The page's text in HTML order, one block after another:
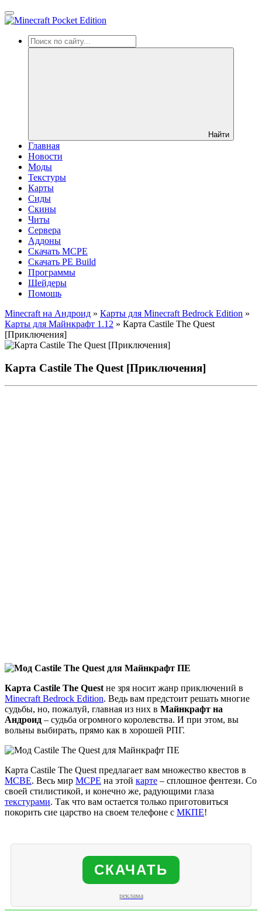
Найти
Главная
Новости
Моды
Текстуры
Карты
Сиды
Cкины
Читы
Сервера
Аддоны
Скачать MCPE
Скачать PE Build
Программы
Шейдеры
Помощь
Minecraft на Андроид » Карты для Minecraft Bedrock Edition »
Карты для Майнкрафт 1.12 » Карта Castile The Quest
[Приключения]
Карта Castile The Quest [Приключения]
Карта Castile The Questне зря носит жанр приключений в
Minecraft Bedrock Edition. Ведь вам предстоит решать многие
судьбы, но, пожалуй, главная из них в Майнкрафт на
Андроид – судьба огромного королевства. И при этом, вы
вольны выбирать, прямо как в хорошей РПГ.
Карта Castile The Quest предлагает вам множество квестов в
MCBE. Весь мир MCPE на этой карте – сплошное фентези. Со
своей стилистикой, и конечно же, радующими глаза
текстурами. Так что вам остается только приготовиться
покорить сие царство на своем телефоне с МКПЕ!
СКАЧАТЬ
реклама